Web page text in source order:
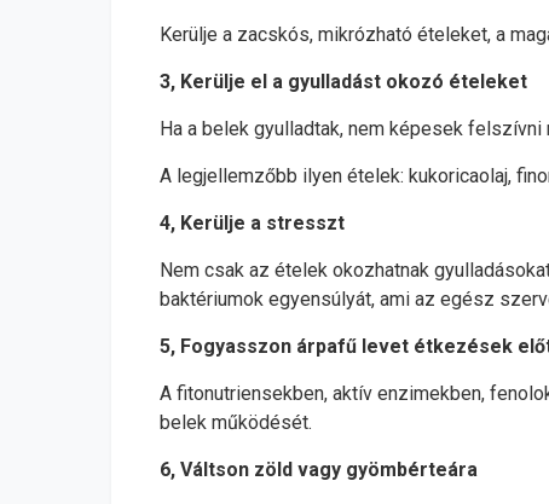
Kerülje a zacskós, mikrózható ételeket, a
3, Kerülje el a gyulladást okozó ételeket
Ha a belek gyulladtak, nem képesek
A legjellemzőbb ilyen ételek: kukoricaolaj,
4, Kerülje a stresszt
Nem csak az ételek okozhatnak
baktériumok egyensúlyát, ami az egész
5, Fogyasszon árpafű levet étkezések
A fitonutriensekben, aktív enzimekben,
belek működését.
6, Váltson zöld vagy gyömbérteára